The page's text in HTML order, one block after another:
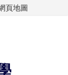
頁地圖